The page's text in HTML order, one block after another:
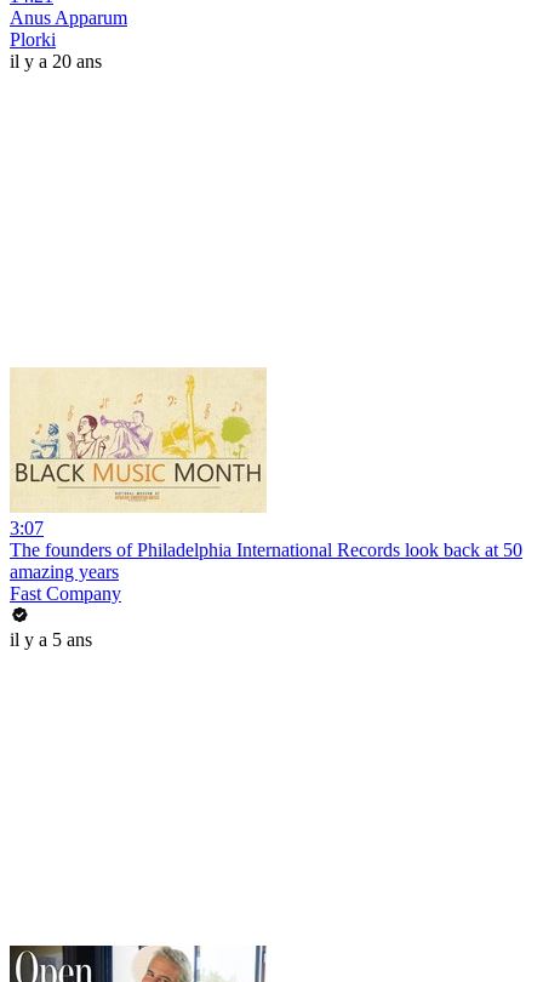
Anus Apparum
Plorki
il y a 20 ans
3:07
The founders of Philadelphia International Records look back at 50
amazing years
Fast Company
il y a 5 ans